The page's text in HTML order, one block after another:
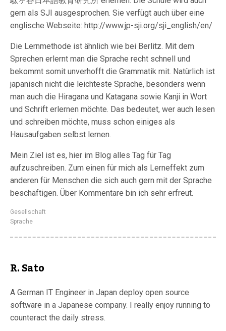
gern als SJI ausgesprochen. Sie verfügt auch über eine
englische Webseite: http://www.jp-sji.org/sji_english/en/
Die Lernmethode ist ähnlich wie bei Berlitz. Mit dem
Sprechen erlernt man die Sprache recht schnell und
bekommt somit unverhofft die Grammatik mit. Natürlich ist
japanisch nicht die leichteste Sprache, besonders wenn
man auch die Hiragana und Katagana sowie Kanji in Wort
und Schrift erlernen möchte. Das bedeutet, wer auch lesen
und schreiben möchte, muss schon einiges als
Hausaufgaben selbst lernen.
Mein Ziel ist es, hier im Blog alles Tag für Tag
aufzuschreiben. Zum einen für mich als Lerneffekt zum
anderen für Menschen die sich auch gern mit der Sprache
beschäftigen. Über Kommentare bin ich sehr erfreut.
Gesellschaft
Sprache
R. Sato
A German IT Engineer in Japan deploy open source
software in a Japanese company. I really enjoy running to
counteract the daily stress.